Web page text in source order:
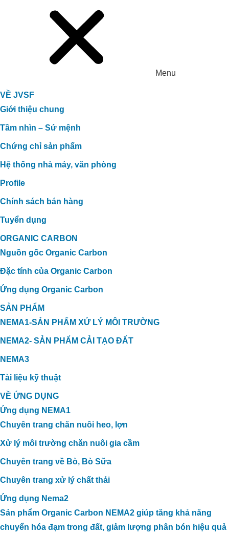
Menu
VỀ JVSF
Giới thiệu chung
Tầm nhìn – Sứ mệnh
Chứng chỉ sản phẩm
Hệ thống nhà máy, văn phòng
Profile
Chính sách bán hàng
Tuyển dụng
ORGANIC CARBON
Nguồn gốc Organic Carbon
Đặc tính của Organic Carbon
Ứng dụng Organic Carbon
SẢN PHẨM
NEMA1-SẢN PHẨM XỬ LÝ MÔI TRƯỜNG
NEMA2- SẢN PHẨM CẢI TẠO ĐẤT
NEMA3
Tài liệu kỹ thuật
VỀ ỨNG DỤNG
Ứng dụng NEMA1
Chuyên trang chăn nuôi heo, lợn
Xử lý môi trường chăn nuôi gia cầm
Chuyên trang về Bò, Bò Sữa
Chuyên trang xử lý chất thải
Ứng dụng Nema2
Sản phẩm Organic Carbon NEMA2 giúp tăng khả năng
chuyển hóa đạm trong đất, giảm lượng phân bón hiệu quả